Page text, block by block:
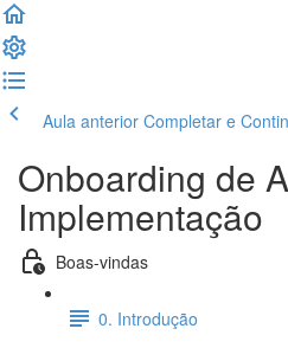
Aula anterior Completar e
Onboarding de
Implementação
Boas-vindas
0. Introdução